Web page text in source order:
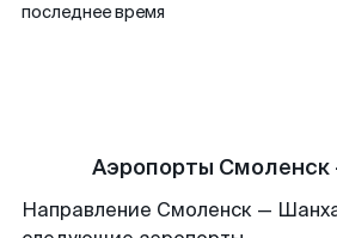
последнее время
Аэропорты
Направление Смоленск —